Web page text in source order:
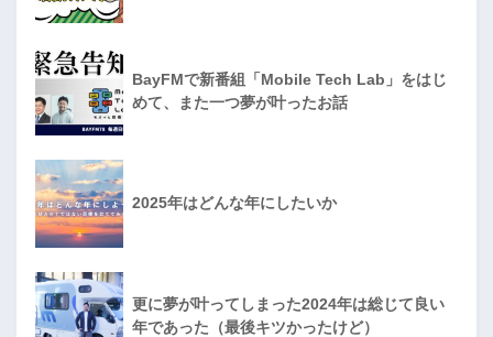
BayFMで新番組「Mobile Tech Lab」をはじ
めて、また一つ夢が叶ったお話
2025年はどんな年にしたいか
更に夢が叶ってしまった2024年は総じて良い
年であった（最後キツかったけど）